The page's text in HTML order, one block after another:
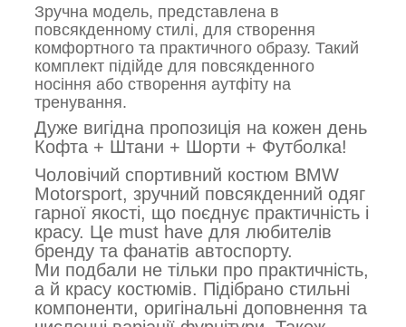
Зручна модель, представлена в
повсякденному стилі, для створення
комфортного та практичного образу. Такий
комплект підійде для повсякденного
носіння або створення аутфіту на
тренування.
Дуже вигідна пропозиція на кожен день
Кофта + Штани + Шорти + Футболка!
Чоловічий спортивний костюм BMW
Motorsport, зручний повсякденний одяг
гарної якості, що поєднує практичність і
красу. Це must have для любителів
бренду та фанатів автоспорту.
Ми подбали не тільки про практичність,
а й красу костюмів. Підібрано стильні
компоненти, оригінальні доповнення та